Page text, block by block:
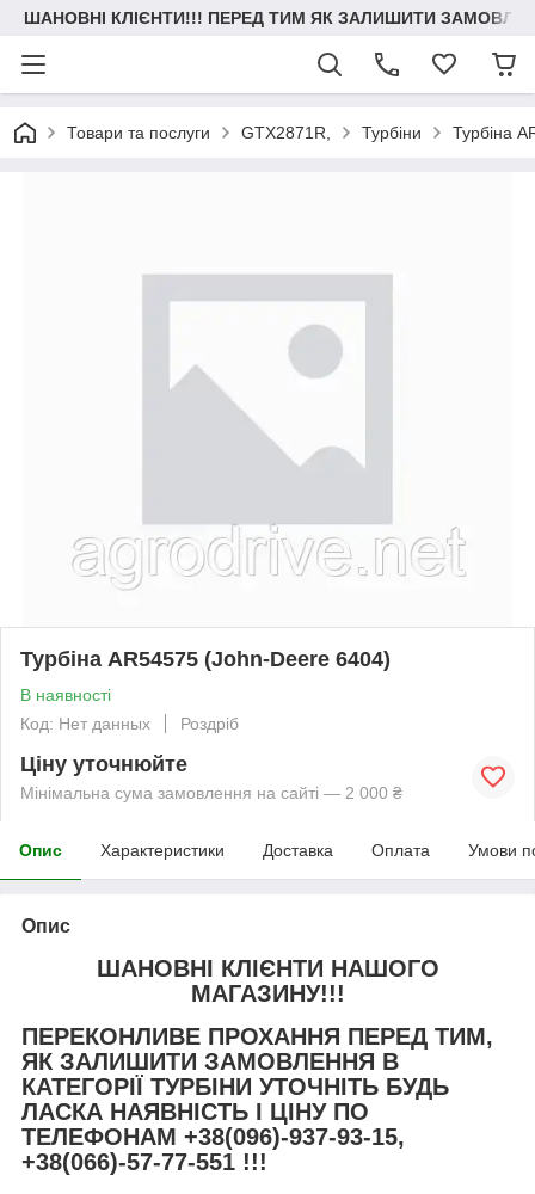
ШАНОВНІ КЛІЄНТИ!!! ПЕРЕД ТИМ ЯК ЗАЛИШИТИ
Товари та послуги GTX2871R, Турбіни Турбіна
Турбіна AR54575 (John-Deere 6404)
В наявності
Код: Нет данных
Роздріб
Ціну уточнюйте
Мінімальна сума замовлення на сайті — 2 000 ₴
Опис Характеристики Доставка Оплата Умови
Опис
ШАНОВНІ КЛІЄНТИ НАШОГО
МАГАЗИНУ!!!
ПЕРЕКОНЛИВЕ ПРОХАННЯ ПЕРЕД ТИМ,
ЯК ЗАЛИШИТИ ЗАМОВЛЕННЯ В
КАТЕГОРІЇ ТУРБІНИ УТОЧНІТЬ БУДЬ
ЛАСКА НАЯВНІСТЬ І ЦІНУ ПО
ТЕЛЕФОНАМ +38(096)-937-93-15,
+38(066)-57-77-551 !!!